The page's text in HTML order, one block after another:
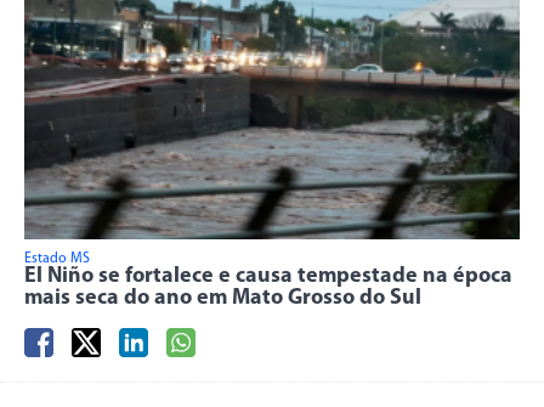
Estado MS
El Niño se fortalece e causa tempestade na época
mais seca do ano em Mato Grosso do Sul